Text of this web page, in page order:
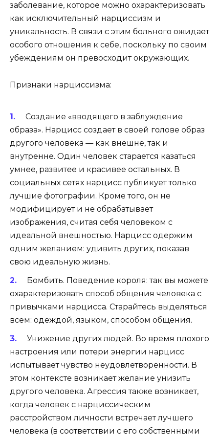
заболевание, которое можно охарактеризовать
как исключительный нарциссизм и
уникальность. В связи с этим больного ожидает
особого отношения к себе, поскольку по своим
убеждениям он превосходит окружающих.
Признаки нарциссизма:
Создание «вводящего в заблуждение
образа». Нарцисс создает в своей голове образ
другого человека — как внешне, так и
внутренне. Один человек старается казаться
умнее, развитее и красивее остальных. В
социальных сетях нарцисс публикует только
лучшие фотографии. Кроме того, он не
модифицирует и не обрабатывает
изображения, считая себя человеком с
идеальной внешностью. Нарцисс одержим
одним желанием: удивить других, показав
свою идеальную жизнь.
Бомбить. Поведение короля: так вы можете
охарактеризовать способ общения человека с
привычками нарцисса. Старайтесь выделяться
всем: одеждой, языком, способом общения.
Унижение других людей. Во время плохого
настроения или потери энергии нарцисс
испытывает чувство неудовлетворенности. В
этом контексте возникает желание унизить
другого человека. Агрессия также возникает,
когда человек с нарциссическим
расстройством личности встречает лучшего
человека (в соответствии с его собственными